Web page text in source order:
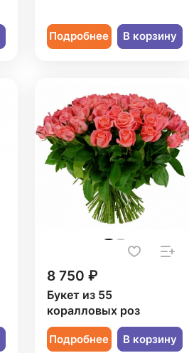
Подробнее В корзину
8 750 ₽
Букет из 55
коралловых роз
Подробнее В корзину